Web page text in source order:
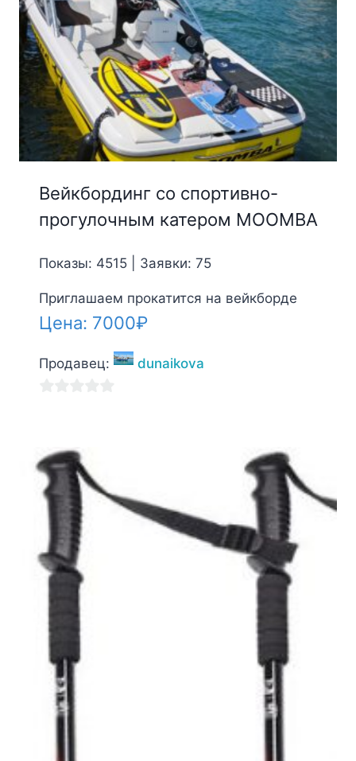
Вейкбординг со cпортивно-
прогулочным катером MOOMBA
Показы: 4515 | Заявки: 75
Приглашаем прокатится на вейкборде
Цена: 7000₽
Продавец: dunaikova